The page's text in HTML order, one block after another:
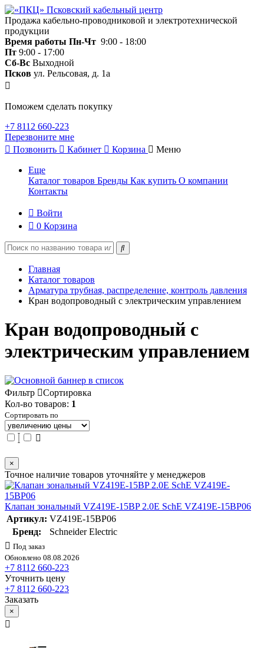
Продажа кабельно-проводниковой и электротехнической
продукции
Время работы Пн-Чт 9:00 - 18:00
Пт 9:00 - 17:00
Сб-Вс Выходной
Псков ул. Рельсовая, д. 1а
Поможем сделать покупку
+7 8112 660-223
Перезвоните мне
Позвонить
Кабинет Корзина Меню
Еще
Каталог товаров Бренды Как купить О компании
Контакты
Войти
0 Корзина
Главная
Каталог товаров
Арматура трубная, распределение, контроль давления
Кран водопроводный с электрическим управлением
Кран водопроводный с
электрическим управлением
Фильтр
Сортировка
Кол-во товаров: 1
Сортировать по
×
Точное наличие товаров уточняйте у менеджеров
Клапан зональный VZ419E-15BP 2.0E SchE VZ419E-15BP06
Артикул: VZ419E-15BP06
Бренд:
Schneider Electric
Под заказ
Обновлено 08.08.2026
+7 8112 660-223
Уточнить цену
+7 8112 660-223
Заказать
×